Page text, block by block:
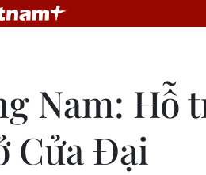
Nam: Hỗ
Cửa Đại